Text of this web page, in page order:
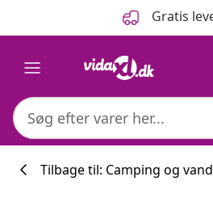
Gratis
Tilbage til: Camping og